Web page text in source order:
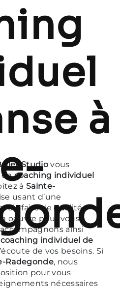
à
Studiovous
encoaching individuel
à Sainte-
usant d’une
faire de qualité,
oeuvre pour vous
ainsi
coaching individuel de
de vos besoins. Si
Radegonde, nous
pour vous
nécessaires